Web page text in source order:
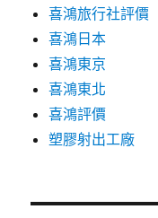
喜鴻旅行社評價
喜鴻日本
喜鴻東京
喜鴻東北
喜鴻評價
塑膠射出工廠